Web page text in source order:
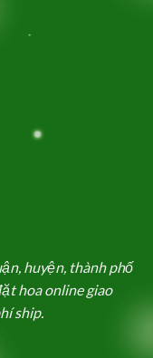
huyện, thành phố
hoa online giao
ship.